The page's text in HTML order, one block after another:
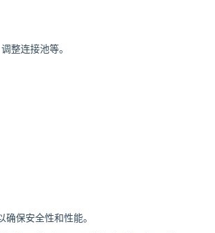
整连接池等。
保安全性和性能。